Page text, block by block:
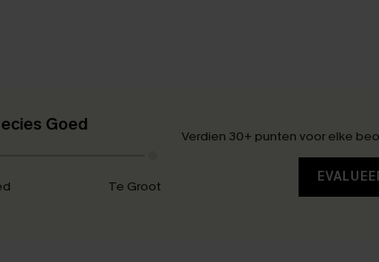
Goed
Te Groot
Verdien 30+ punten voor elke